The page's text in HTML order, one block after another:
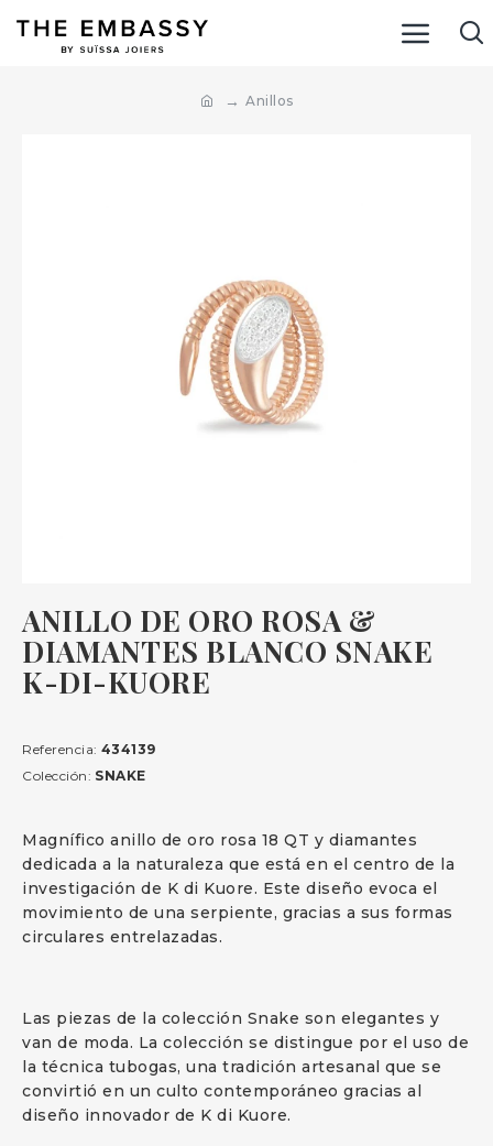
Anillos
ANILLO DE ORO ROSA &
DIAMANTES BLANCO SNAKE
K-DI-KUORE
Magnífico anillo de oro rosa 18 QT y diamantes
dedicada a la naturaleza que está en el centro de la
investigación de K di Kuore. Este diseño evoca el
movimiento de una serpiente, gracias a sus formas
circulares entrelazadas.
Las piezas de la colección Snake son elegantes y
van de moda. La colección se distingue por el uso de
la técnica tubogas, una tradición artesanal que se
convirtió en un culto contemporáneo gracias al
diseño innovador de K di Kuore.
Referencia: 434139
Colección: SNAKE